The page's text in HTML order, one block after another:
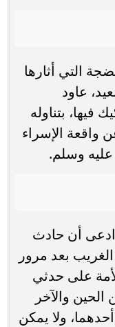
التي أثارها
عاود
فيها، بتناوله
واقعة الإسراء
وسلم.
ادعى أن حادث
بعد مرور
على حدثي
الحين والآخر
ولا يمكن